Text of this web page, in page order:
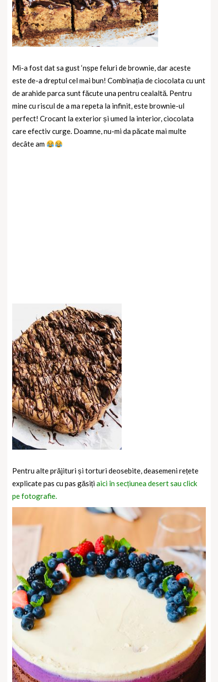
Mi-a fost dat sa gust ‘nșpe feluri de brownie, dar aceste
este de-a dreptul cel mai bun! Combinația de ciocolata cu unt
de arahide parca sunt făcute una pentru cealaltă. Pentru
mine cu riscul de a ma repeta la infinit, este brownie-ul
perfect! Crocant la exterior și umed la interior, ciocolata
care efectiv curge. Doamne, nu-mi da păcate mai multe
decâte am
Pentru alte prăjituri și torturi deosebite, deasemeni rețete
explicate pas cu pas găsițiaici în secțiunea desert sau click
pe fotografie.